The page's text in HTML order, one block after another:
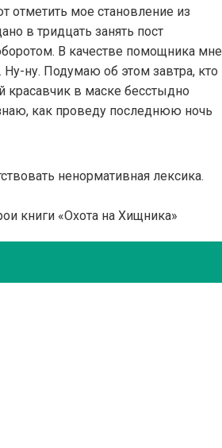
отметить мое становление из
в тридцать занять пост
В качестве помощника мне
Ну-ну. Подумаю об этом завтра, кто
красавчик в маске бесстыдно
как проведу последнюю ночь
ненормативная лексика.
книги «Охота на Хищника»